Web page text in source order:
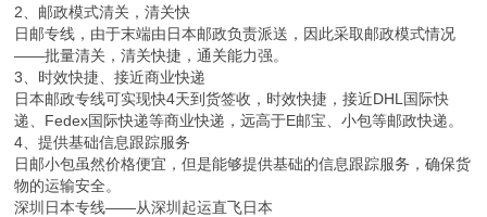
2、邮政模式清关，清关快
日邮专线，由于末端由日本邮政负责派送，因此采取邮政模式情况
——批量清关，清关快捷，通关能力强。
3、时效快捷、接近商业快递
日本邮政专线可实现快4天到货签收，时效快捷，接近DHL国际快
递、Fedex国际快递等商业快递，远高于E邮宝、小包等邮政快递。
4、提供基础信息跟踪服务
日邮小包虽然价格便宜，但是能够提供基础的信息跟踪服务，确保货
物的运输安全。
深圳日本专线——从深圳起运直飞日本